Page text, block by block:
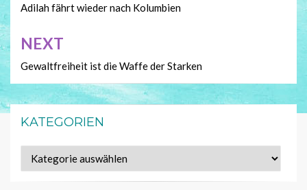
Adilah fährt wieder nach Kolumbien
NEXT
Gewaltfreiheit ist die Waffe der Starken
KATEGORIEN
Kategorien